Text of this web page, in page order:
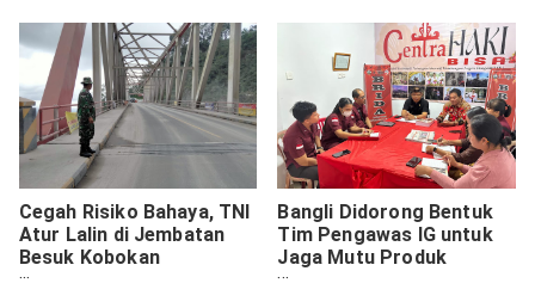
Cegah Risiko Bahaya, TNI
Atur Lalin di Jembatan
Besuk Kobokan
Candipuro
Bangli Didorong Bentuk
Tim Pengawas IG untuk
Jaga Mutu Produk
Unggulan Daerah